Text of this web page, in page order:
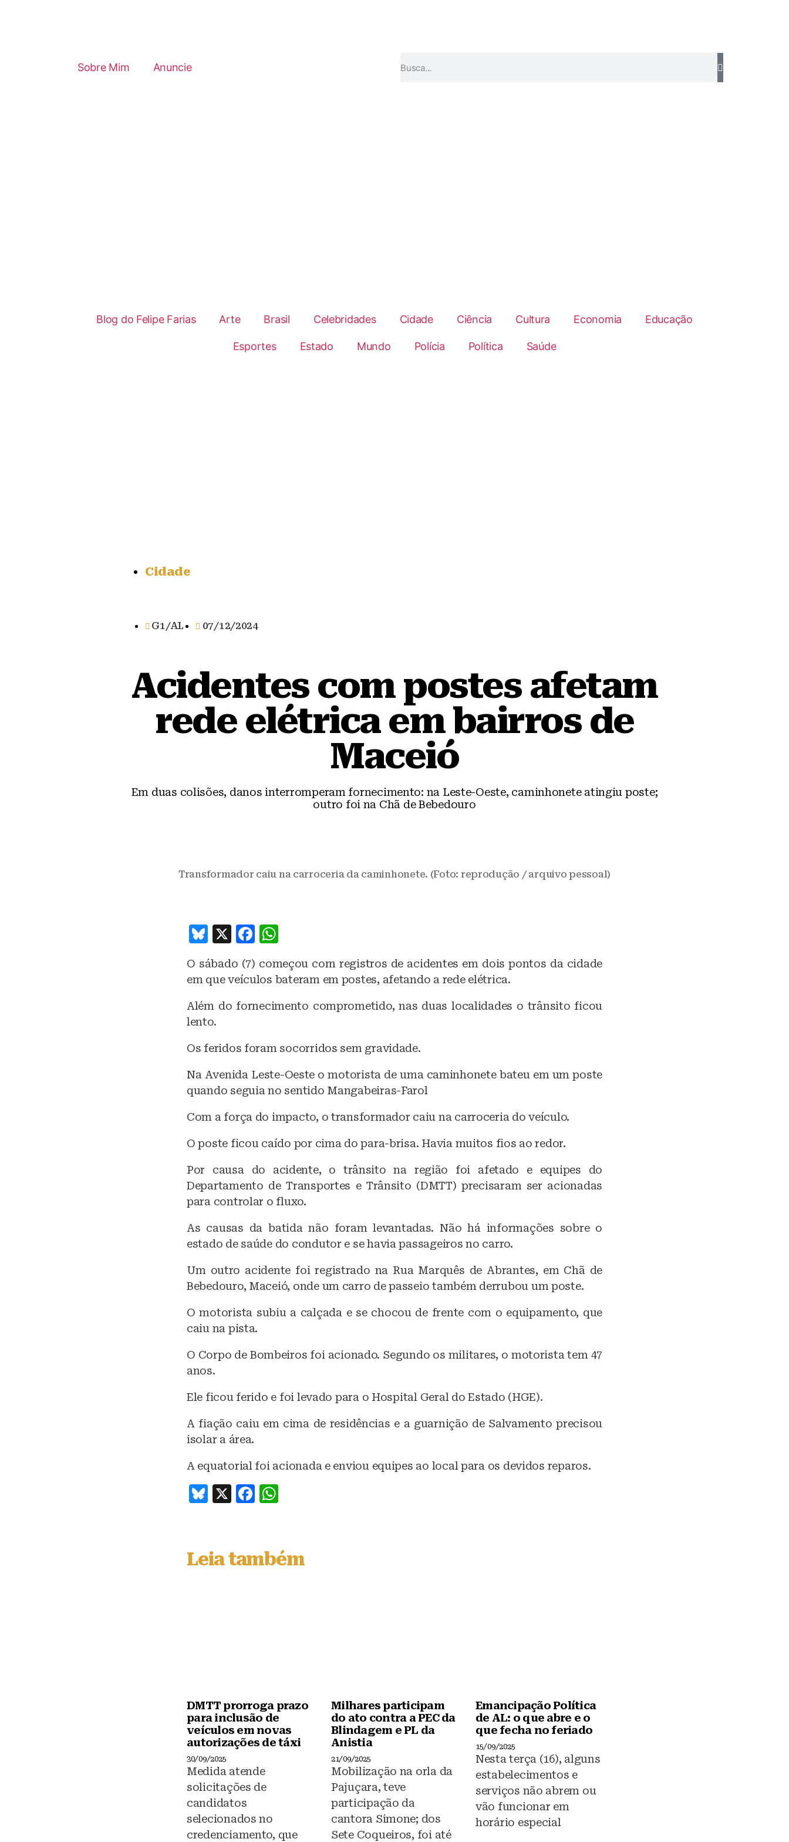
Sobre Mim Anuncie
Blog do Felipe Farias Arte Brasil Celebridades Cidade Ciência Cultura Economia Educação
Esportes Estado Mundo Polícia Política Saúde
Cidade
G1/AL 07/12/2024
Acidentes com postes afetam
rede elétrica em bairros de
Maceió
Em duas colisões, danos interromperam fornecimento: na Leste-Oeste, caminhonete atingiu poste;
outro foi na Chã de Bebedouro
Transformador caiu na carroceria da caminhonete. (Foto: reprodução / arquivo pessoal)
B
lu
e
s
k
y
X
F
c
e
b
o
k
at
s
A
p
O sábado (7) começou com registros de acidentes em dois pontos da cidade
em que veículos bateram em postes, afetando a rede elétrica.
Além do fornecimento comprometido, nas duas localidades o trânsito ficou
lento.
Os feridos foram socorridos sem gravidade.
Na Avenida Leste-Oeste o motorista de uma caminhonete bateu em um poste
quando seguia no sentido Mangabeiras-Farol
Com a força do impacto, o transformador caiu na carroceria do veículo.
O poste ficou caído por cima do para-brisa. Havia muitos fios ao redor.
Por causa do acidente, o trânsito na região foi afetado e equipes do
Departamento de Transportes e Trânsito (DMTT) precisaram ser acionadas
para controlar o fluxo.
As causas da batida não foram levantadas. Não há informações sobre o
estado de saúde do condutor e se havia passageiros no carro.
Um outro acidente foi registrado na Rua Marquês de Abrantes, em Chã de
Bebedouro, Maceió, onde um carro de passeio também derrubou um poste.
O motorista subiu a calçada e se chocou de frente com o equipamento, que
caiu na pista.
O Corpo de Bombeiros foi acionado. Segundo os militares, o motorista tem 47
anos.
Ele ficou ferido e foi levado para o Hospital Geral do Estado (HGE).
A fiação caiu em cima de residências e a guarnição de Salvamento precisou
isolar a área.
A equatorial foi acionada e enviou equipes ao local para os devidos reparos.
B
s
k
X
F
e
b
s
A
Leia também
DMTT prorroga prazo
para inclusão de
veículos em novas
autorizações de táxi
30/09/2025
Medida atende
solicitações de
candidatos
selecionados no
credenciamento, que
Milhares participam
do ato contra a PEC da
Blindagem e PL da
Anistia
21/09/2025
Mobilização na orla da
Pajuçara, teve
participação da
cantora Simone; dos
Sete Coqueiros, foi até
Emancipação Política
de AL: o que abre e o
que fecha no feriado
15/09/2025
Nesta terça (16), alguns
estabelecimentos e
serviços não abrem ou
vão funcionar em
horário especial